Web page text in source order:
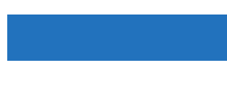
Hotline:0938 336 079